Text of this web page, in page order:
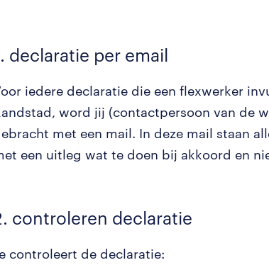
declaratie per email
iedere declaratie die een flexwerker
word jij (contactpersoon van de
met een mail. In deze mail staan
een uitleg wat te doen bij akkoord en
controleren declaratie
controleert de declaratie: